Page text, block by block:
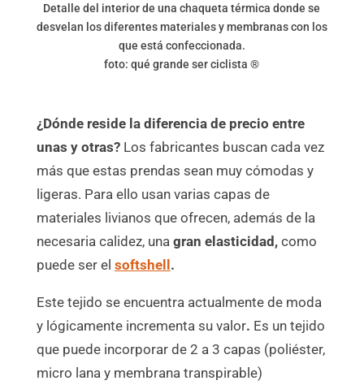
Detalle del interior de una chaqueta térmica donde se
desvelan los diferentes materiales y membranas con los
que está confeccionada.
foto: qué grande ser ciclista ®
¿Dónde reside la diferencia de precio entre
unas y otras?Los fabricantes buscan cada vez
más que estas prendas sean muy cómodas y
ligeras. Para ello usan varias capas de
materiales livianos que ofrecen, además de la
necesaria calidez, una gran elasticidad,como
puede ser el softshell.
Este tejido se encuentra actualmente de moda
y lógicamente incrementa su valor. Es un tejido
que puede incorporar de 2 a 3 capas (poliéster,
micro lana y membrana transpirable)